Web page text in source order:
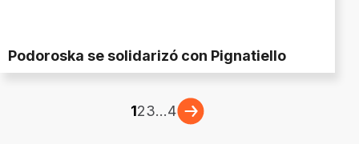
Podoroska se solidarizó con Pignatiello
123...4